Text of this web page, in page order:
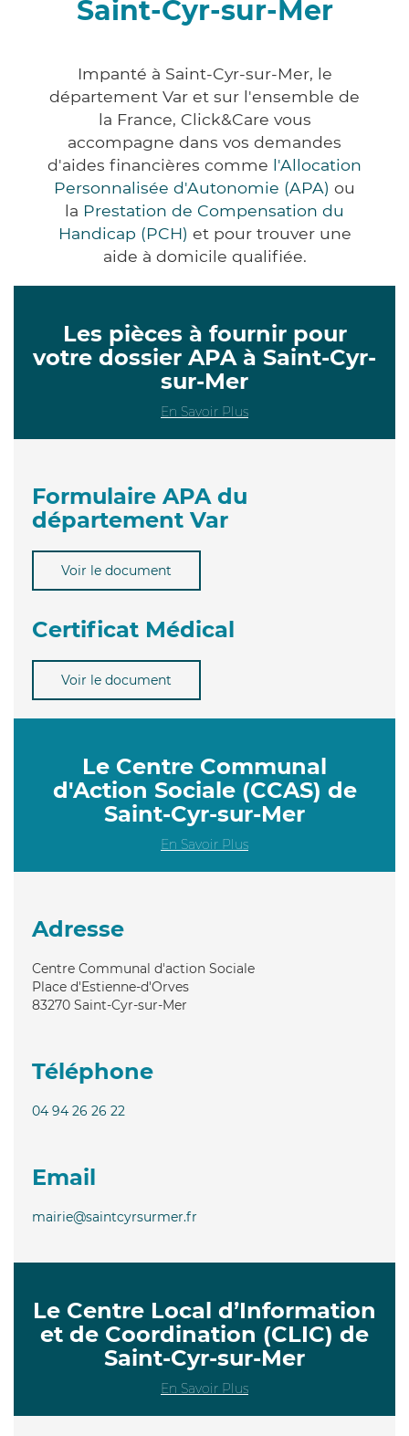
Saint-Cyr-sur-Mer
Impanté à Saint-Cyr-sur-Mer, le
département Var et sur l'ensemble de
la France, Click&Care vous
accompagne dans vos demandes
d'aides financières comme l'Allocation
Personnalisée d'Autonomie (APA) ou
la Prestation de Compensation du
Handicap (PCH) et pour trouver une
aide à domicile qualifiée.
Les pièces à fournir pour
votre dossier APA à Saint-Cyr-
sur-Mer
En Savoir Plus
Formulaire APA du
département Var
Voir le document
Certificat Médical
Voir le document
Le Centre Communal
d'Action Sociale (CCAS) de
Saint-Cyr-sur-Mer
En Savoir Plus
Adresse
Centre Communal d'action Sociale
Place d'Estienne-d'Orves
83270 Saint-Cyr-sur-Mer
Téléphone
04 94 26 26 22
Email
mairie@saintcyrsurmer.fr
Le Centre Local d’Information
et de Coordination (CLIC) de
Saint-Cyr-sur-Mer
En Savoir Plus